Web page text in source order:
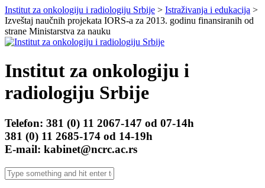
Institut za onkologiju i radiologiju Srbije > Istraživanja i edukacija >
Izveštaj naučnih projekata IORS-a za 2013. godinu finansiranih od
strane Ministarstva za nauku
Institut za onkologiju i
radiologiju Srbije
Telefon: 381 (0) 11 2067-147 od 07-14h
381 (0) 11 2685-174 od 14-19h
E-mail: kabinet@ncrc.ac.rs